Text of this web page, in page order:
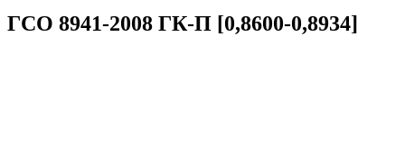
ГСО 8941-2008 ГК-П [0,8600-0,8934]